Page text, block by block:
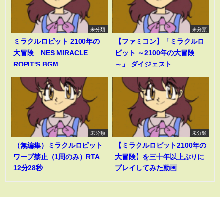
未分類
ミラクルロピット 2100年の
大冒険 NES MIRACLE
ROPIT'S BGM
未分類
【ファミコン】「ミラクルロ
ピット ～2100年の大冒険
～」 ダイジェスト
未分類
（無編集）ミラクルロピット
ワープ禁止（1周のみ）RTA
12分28秒
未分類
【ミラクルロピット2100年の
大冒険】を三十年以上ぶりに
プレイしてみた動画